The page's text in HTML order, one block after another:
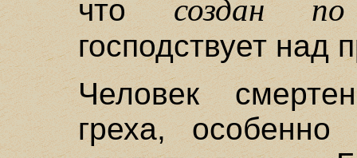
чтосоздан
господствует над
Человек
греха,